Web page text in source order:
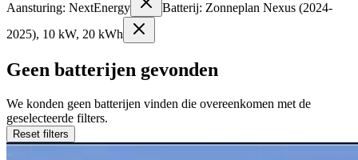
Aansturing: NextEnergy
Batterij: Zonneplan Nexus (2024-
2025), 10 kW, 20 kWh
Geen batterijen gevonden
We konden geen batterijen vinden die overeenkomen met de
geselecteerde filters.
Reset filters